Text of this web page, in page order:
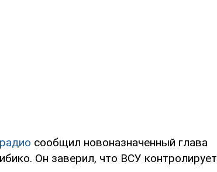
сообщил новоназначенный глава
Он заверил, что ВСУ контролирует